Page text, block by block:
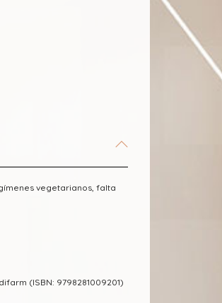
vegetarianos, falta
(ISBN: 9798281009201)